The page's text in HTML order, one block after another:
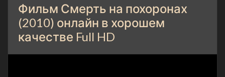
Фильм Смерть на похоронах
(2010) онлайн в хорошем
качестве Full HD